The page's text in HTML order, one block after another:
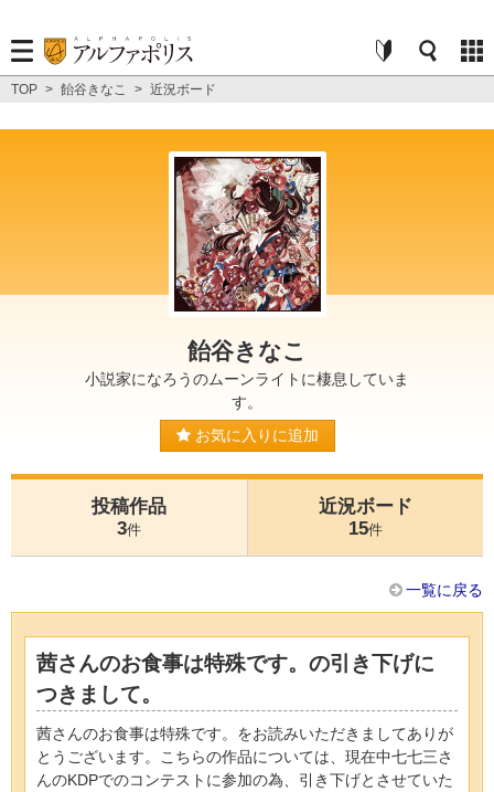
TOP > 飴谷きなこ > 近況ボード
飴谷きなこ
小説家になろうのムーンライトに棲息していま
す。
お気に入りに追加
投稿作品
3件
近況ボード
15件
一覧に戻る
茜さんのお食事は特殊です。の引き下げに
つきまして。
茜さんのお食事は特殊です。をお読みいただきましてありが
とうございます。こちらの作品については、現在中七七三さ
んのKDPでのコンテストに参加の為、引き下げとさせていた